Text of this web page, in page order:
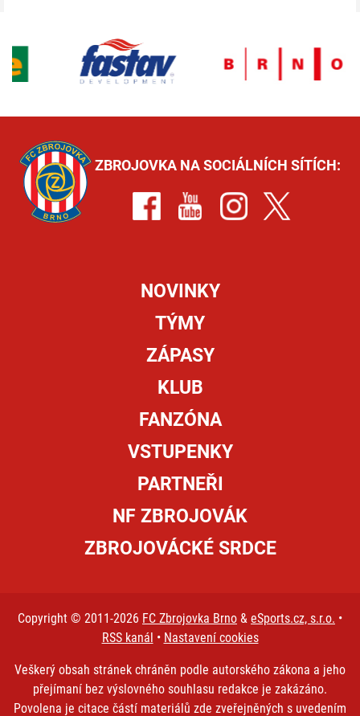
ZBROJOVKA NA SOCIÁLNÍCH SÍTÍCH:
NOVINKY
TÝMY
ZÁPASY
KLUB
FANZÓNA
VSTUPENKY
PARTNEŘI
NF ZBROJOVÁK
ZBROJOVÁCKÉ SRDCE
Copyright © 2011-2026 FC Zbrojovka Brno & eSports.cz, s.r.o. •
RSS kanál • Nastavení cookies
Veškerý obsah stránek chráněn podle autorského zákona a jeho
přejímaní bez výslovného souhlasu redakce je zakázáno.
Povolena je citace částí materiálů zde zveřejněných s uvedením